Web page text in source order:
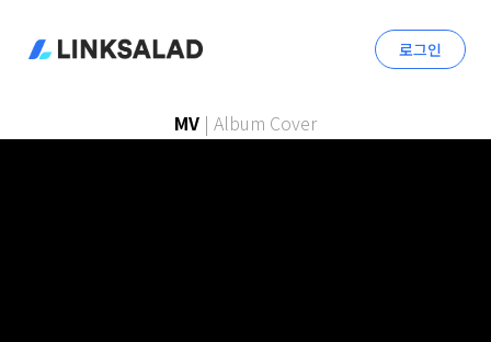
로그인
MV | Album Cover